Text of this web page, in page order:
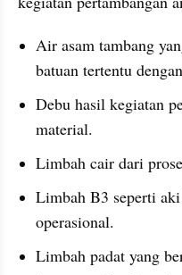
Air asam tambang
batuan tertentu
Debu hasil kegiatan
material.
Limbah cair dari
Limbah B3 seperti
operasional.
Limbah padat yang